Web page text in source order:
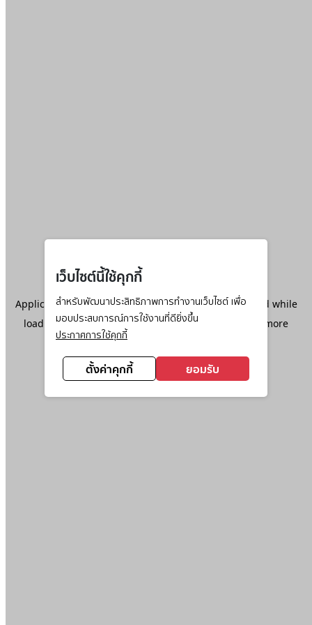
เว็บไซต์นี้ใช้คุกกี้
สำหรับพัฒนาประสิทธิภาพการทำงานเว็บไซต์ เพื่อ
มอบประสบการณ์การใช้งานที่ดียิ่งขึ้น
ประกาศการใช้คุกกี้
ตั้งค่าคุกกี้ ยอมรับ
Application error: aclient-side exception has occurred while
loadingwww.ktc.co.th(see the browser console
for more
information).